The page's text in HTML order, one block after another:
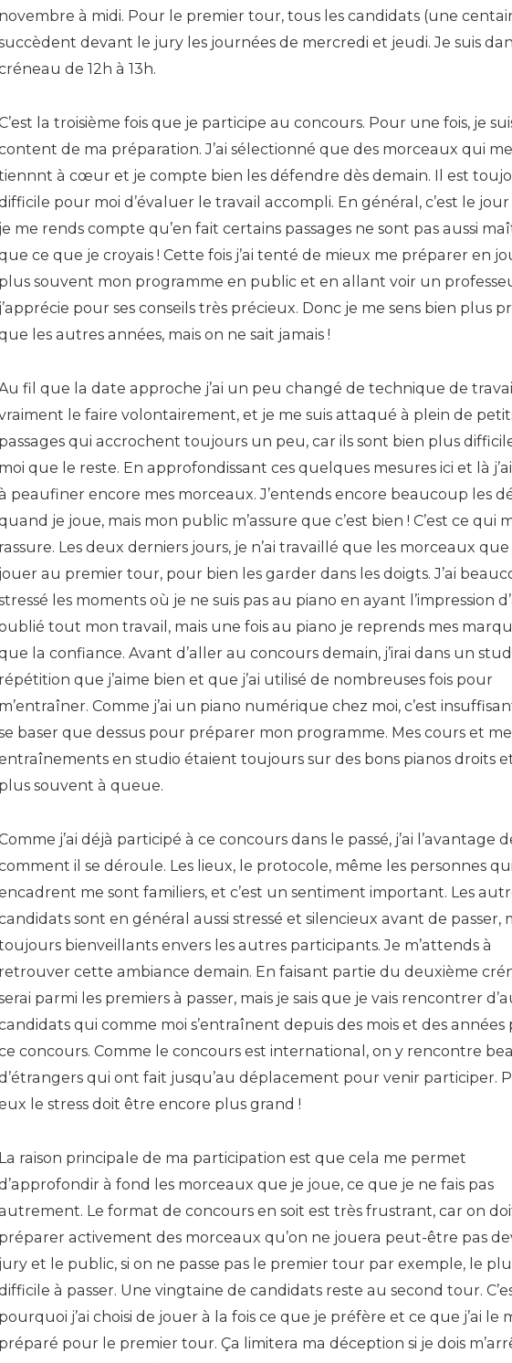
novembre à midi. Pour le premier tour, tous les candidats (une
devant le jury les journées de mercredi et jeudi. Je suis
de 12h à 13h.
la troisième fois que je participe au concours. Pour une fois, je
de ma préparation. J’ai sélectionné que des morceaux qui me
à cœur et je compte bien les défendre dès demain. Il est
pour moi d’évaluer le travail accompli. En général, c’est le
je me rends compte qu’en fait certains passages ne sont pas aussi
ce que je croyais ! Cette fois j’ai tenté de mieux me préparer en
plus souvent mon programme en public et en allant voir un
j’apprécie pour ses conseils très précieux. Donc je me sens bien plus
les autres années, mais on ne sait jamais !
fil que la date approche j’ai un peu changé de technique de
le faire volontairement, et je me suis attaqué à plein de
passages qui accrochent toujours un peu, car ils sont bien plus
moi que le reste. En approfondissant ces quelques mesures ici et là
peaufiner encore mes morceaux. J’entends encore beaucoup les
je joue, mais mon public m’assure que c’est bien ! C’est ce qui
rassure. Les deux derniers jours, je n’ai travaillé que les morceaux que
jouer au premier tour, pour bien les garder dans les doigts. J’ai
les moments où je ne suis pas au piano en ayant l’impression
tout mon travail, mais une fois au piano je reprends mes
la confiance. Avant d’aller au concours demain, j’irai dans un
répétition que j’aime bien et que j’ai utilisé de nombreuses fois pour
m’entraîner. Comme j’ai un piano numérique chez moi, c’est
baser que dessus pour préparer mon programme. Mes cours et
en studio étaient toujours sur des bons pianos droits
plus souvent à queue.
j’ai déjà participé à ce concours dans le passé, j’ai l’avantage
il se déroule. Les lieux, le protocole, même les personnes qui
me sont familiers, et c’est un sentiment important. Les
sont en général aussi stressé et silencieux avant de passer,
bienveillants envers les autres participants. Je m’attends à
retrouver cette ambiance demain. En faisant partie du deuxième
parmi les premiers à passer, mais je sais que je vais rencontrer
qui comme moi s’entraînent depuis des mois et des années
concours. Comme le concours est international, on y rencontre
qui ont fait jusqu’au déplacement pour venir participer.
le stress doit être encore plus grand !
La raison principale de ma participation est que cela me permet
à fond les morceaux que je joue, ce que je ne fais pas
Le format de concours en soit est très frustrant, car on
préparer activement des morceaux qu’on ne jouera peut-être pas
jury et le public, si on ne passe pas le premier tour par exemple, le
à passer. Une vingtaine de candidats reste au second tour.
pourquoi j’ai choisi de jouer à la fois ce que je préfère et ce que j’ai le
préparé pour le premier tour. Ça limitera ma déception si je dois